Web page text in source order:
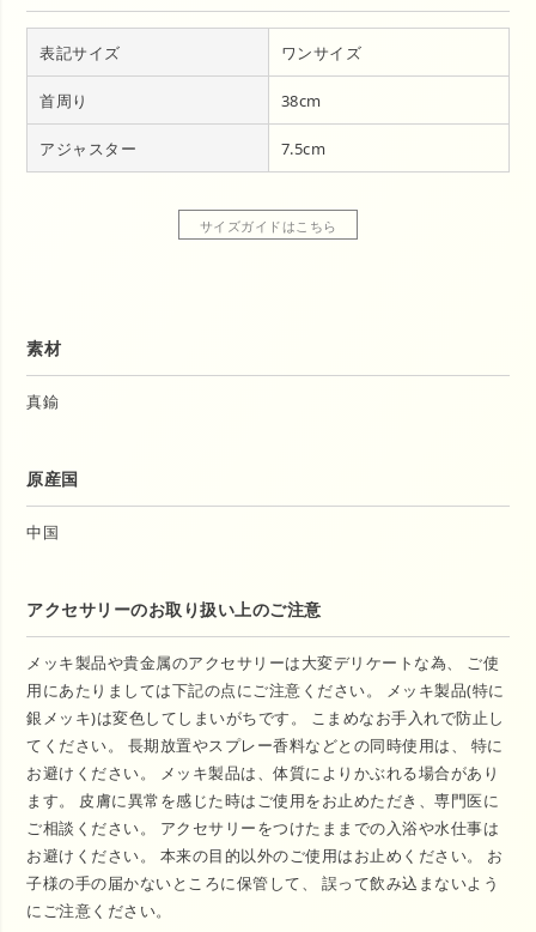
表記サイズ ワンサイズ
首周り 38cm
アジャスター 7.5cm
サイズガイドはこちら
素材
真鍮
原産国
中国
アクセサリーのお取り扱い上のご注意
メッキ製品や貴金属のアクセサリーは大変デリケートな為、 ご使
用にあたりましては下記の点にご注意ください。 メッキ製品(特に
銀メッキ)は変色してしまいがちです。 こまめなお手入れで防止し
てください。 長期放置やスプレー香料などとの同時使用は、 特に
お避けください。 メッキ製品は、体質によりかぶれる場合があり
ます。 皮膚に異常を感じた時はご使用をお止めただき、専門医に
ご相談ください。 アクセサリーをつけたままでの入浴や水仕事は
お避けください。 本来の目的以外のご使用はお止めください。 お
子様の手の届かないところに保管して、 誤って飲み込まないよう
にご注意ください。